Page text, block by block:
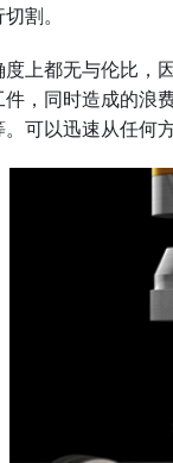
割。
上都无与伦比，
，同时造成的浪
可以迅速从任何